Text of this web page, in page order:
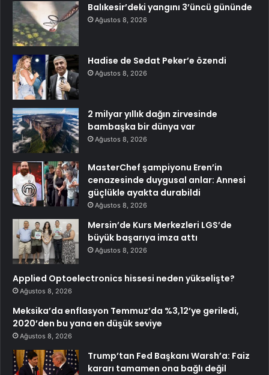
Balıkesir’deki yangını 3’üncü gününde
Ağustos 8, 2026
Hadise de Sedat Peker’e özendi
Ağustos 8, 2026
2 milyar yıllık dağın zirvesinde
bambaşka bir dünya var
Ağustos 8, 2026
MasterChef şampiyonu Eren’in
cenazesinde duygusal anlar: Annesi
güçlükle ayakta durabildi
Ağustos 8, 2026
Mersin’de Kurs Merkezleri LGS’de
büyük başarıya imza attı
Ağustos 8, 2026
Applied Optoelectronics hissesi neden yükselişte?
Ağustos 8, 2026
Meksika’da enflasyon Temmuz’da %3,12’ye geriledi,
2020’den bu yana en düşük seviye
Ağustos 8, 2026
Trump’tan Fed Başkanı Warsh’a: Faiz
kararı tamamen ona bağlı değil